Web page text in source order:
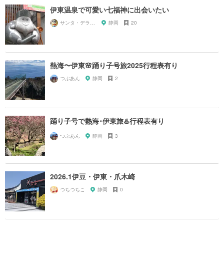
伊東温泉で可愛い七福神に出会いたい
サンタ・デラックス 静岡 20
熱海〜伊東🌸踊り子号旅2025行程表有り
つぶあん 静岡 2
踊り子号で熱海･伊東旅♨️行程表有り
つぶあん 静岡 3
2026.1伊豆・伊東・爪木崎
つちつちこ 静岡 0